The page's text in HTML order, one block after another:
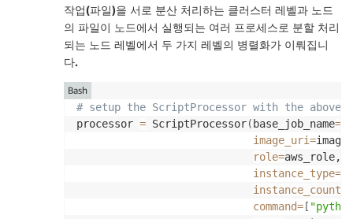
작업(파일)을 서로 분산 처리하는 클러스터 레벨과 노드
의 파일이 노드에서 실행되는 여러 프로세스로 분할 처리
되는 노드 레벨에서 두 가지 레벨의 병렬화가 이뤄집니
다.
# setup the ScriptProcessor with the above
processor = ScriptProcessor( base_job_name=
image_uri=
role=aws_role,
instance_type=
instance_count
command= [
Bash